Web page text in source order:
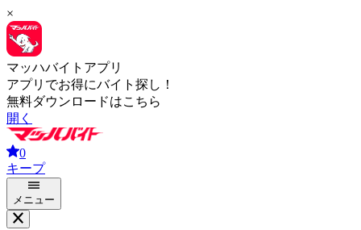
×
マッハバイトアプリ
アプリでお得にバイト探し！
無料ダウンロードはこちら
開く
0
キープ
メニュー